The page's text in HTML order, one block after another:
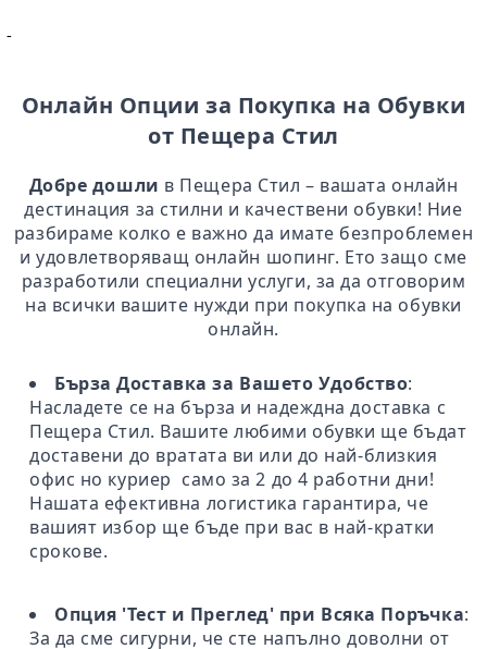
-
Онлайн Опции за Покупка на Обувки
от Пещера Стил
Добре дошли в Пещера Стил – вашата онлайн
дестинация за стилни и качествени обувки! Ние
разбираме колко е важно да имате безпроблемен
и удовлетворяващ онлайн шопинг. Ето защо сме
разработили специални услуги, за да отговорим
на всички вашите нужди при покупка на обувки
онлайн.
Бърза Доставка за Вашето Удобство:
Насладете се на бърза и надеждна доставка с
Пещера Стил. Вашите любими обувки ще бъдат
доставени до вратата ви или до най-близкия
офис но куриер само за 2 до 4 работни дни!
Нашата ефективна логистика гарантира, че
вашият избор ще бъде при вас в най-кратки
срокове.
Опция 'Тест и Преглед' при Всяка Поръчка:
За да сме сигурни, че сте напълно доволни от